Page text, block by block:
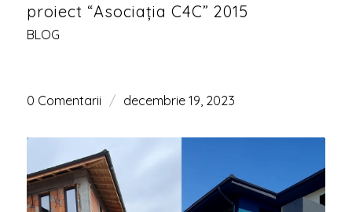
proiect “Asociația C4C” 2015
BLOG
0 Comentarii / decembrie 19, 2023